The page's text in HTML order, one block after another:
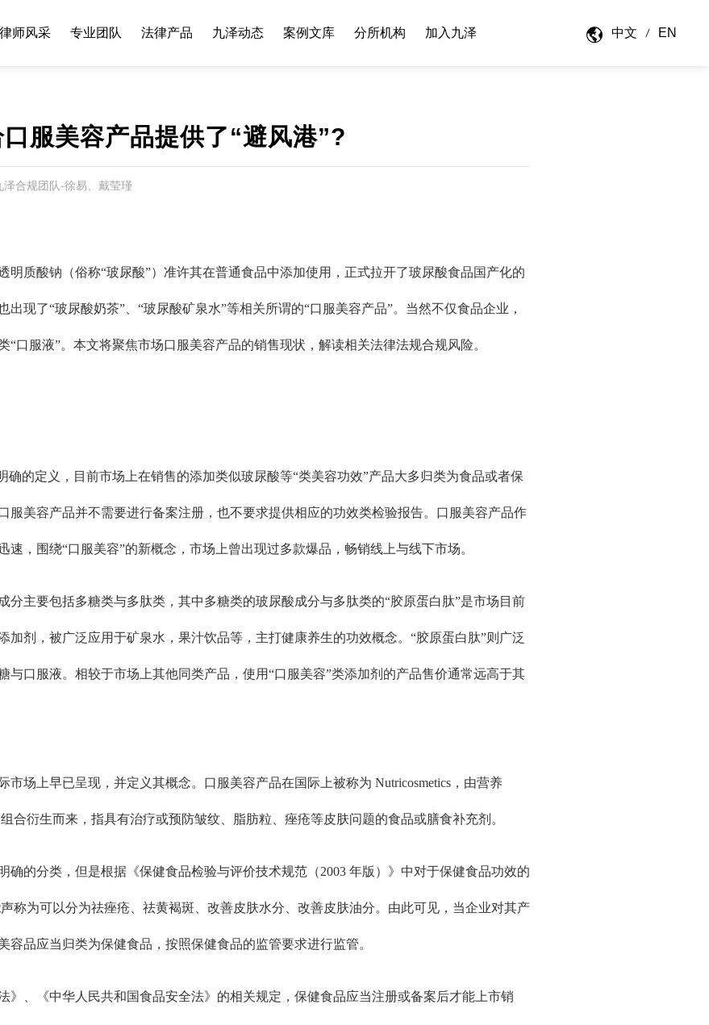
律师风采 专业团队 法律产品 九泽动态 案例文库 分所机构 加入九泽 中文 EN
服美容产品提供了“避风港”?
合规团队-徐易、戴莹瑾
明质酸钠（俗称“玻尿酸”）准许其在普通食品中添加使用，正式拉开了玻尿酸食品国产化的
出现了“玻尿酸奶茶”、“玻尿酸矿泉水”等相关所谓的“口服美容产品”。当然不仅食品企业，
“口服液”。本文将聚焦市场口服美容产品的销售现状，解读相关法律法规合规风险。
确的定义，目前市场上在销售的添加类似玻尿酸等“类美容功效”产品大多归类为食品或者保
服美容产品并不需要进行备案注册，也不要求提供相应的功效类检验报告。口服美容产品作
速，围绕“口服美容”的新概念，市场上曾出现过多款爆品，畅销线上与线下市场。
分主要包括多糖类与多肽类，其中多糖类的玻尿酸成分与多肽类的“胶原蛋白肽”是市场目前
加剂，被广泛应用于矿泉水，果汁饮品等，主打健康养生的功效概念。“胶原蛋白肽”则广泛
与口服液。相较于市场上其他同类产品，使用“口服美容”类添加剂的产品售价通常远高于其
市场上早已呈现，并定义其概念。口服美容产品在国际上被称为 Nutricosmetics，由营养
组合衍生而来，指具有治疗或预防皱纹、脂肪粒、痤疮等皮肤问题的食品或膳食补充剂。
确的分类，但是根据《保健食品检验与评价技术规范（2003 年版）》中对于保健食品功效的
称为可以分为祛痤疮、祛黄褐斑、改善皮肤水分、改善皮肤油分。由此可见，当企业对其产
容品应当归类为保健食品，按照保健食品的监管要求进行监管。
》、《中华人民共和国食品安全法》的相关规定，保健食品应当注册或备案后才能上市销